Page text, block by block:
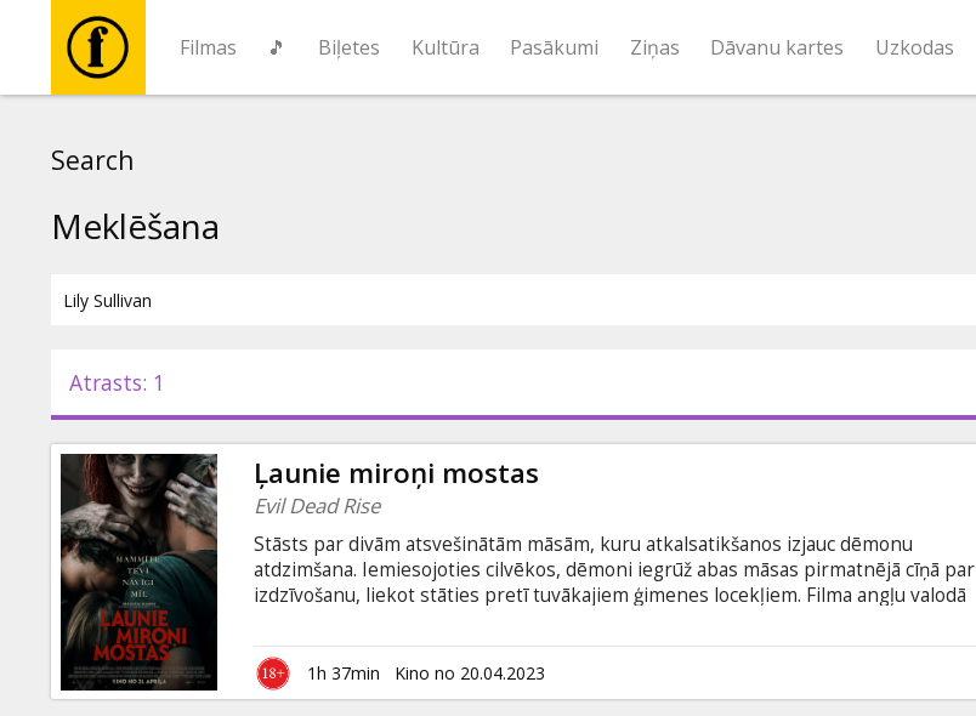
Filmas 🎵 Biļetes Kultūra Pasākumi Ziņas Dāvanu kartes Uzkodas
Pasākumi
Ziņas
Dāvanu
kartes
Uzkodas
Search
Meklēšana
Atrasts: 1
Ļaunie miroņi mostas
Evil Dead Rise
Stāsts par divām atsvešinātām māsām, kuru atkalsatikšanos izjauc dēmonu
atdzimšana. Iemiesojoties cilvēkos, dēmoni iegrūž abas māsas pirmatnējā cīņā par
izdzīvošanu, liekot stāties pretī tuvākajiem ģimenes locekļiem. Filma angļu valodā
1h 37min Kino no 20.04.2023